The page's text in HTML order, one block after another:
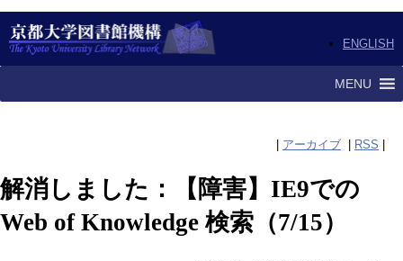
ENGLISH
MENU
アーカイブ RSS
解消しました：【障害】IE9での
Web of Knowledge 検索（7/15）